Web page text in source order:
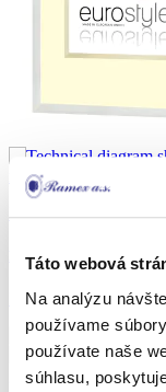
Táto webová
Na analýzu
používame
používate naše
súhlasu,
Hliníkové rámy
Plagátové rámy ploché
Detail